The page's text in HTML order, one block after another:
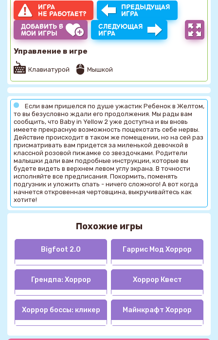
ИГРА
НЕ РАБОТАЕТ?
ПРЕДЫДУЩАЯ
ИГРА
ДОБАВИТЬ В
МОИ ИГРЫ
СЛЕДУЮЩАЯ
ИГРА
Управление в игре
Клавиатурой Мышкой
Если вам пришелся по душе ужастик Ребенок в Желтом,
то вы безусловно ждали его продолжения. Мы рады вам
сообщить, что Baby in Yellow 2 уже доступна и вы вновь
имеете прекрасную возможность пощекотать себе нервы.
Действие происходит в таком же помещении, но на сей раз
присматривать вам придется за миленькой девочкой в
классной розовой пижамке со звездочками. Родители
малышки дали вам подробные инструкции, которые вы
будете видеть в верхнем левом углу экрана. В точности
исполняйте все предписания. Покормить, поменять
подгузник и уложить спать - ничего сложного! А вот когда
начнется откровенная чертовщина, выкручивайтесь как
хотите!
Похожие игры
Bigfoot 2.0 Гаррис Мод Хоррор
Грендпа: Хоррор Хоррор Квест
Хоррор боссы: кликер Майнкрафт Хоррор